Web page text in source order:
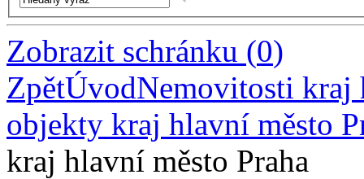
Zobrazit schránku (0)
ZpětÚvodNemovitosti kraj
objekty kraj hlavní město
kraj hlavní město Praha